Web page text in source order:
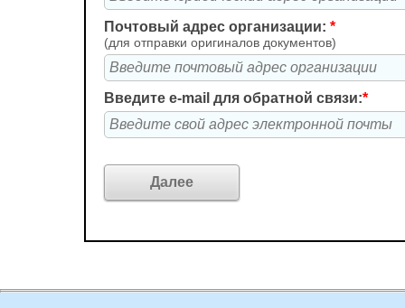
Почтовый адрес организации: *
(для отправки оригиналов документов)
Введите e-mail для обратной связи:*